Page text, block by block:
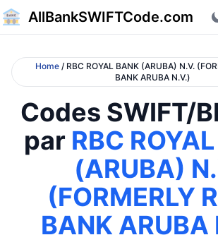
AllBankSWIFTCode.com
Home / RBC ROYAL BANK (ARUBA) N.V.
BANK ARUBA N.V.)
Codes SWIFT/
par RBC
(ARUBA)
(FORMERLY
BANK ARUBA